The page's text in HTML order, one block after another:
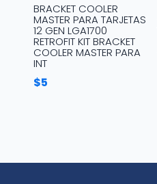
BRACKET COOLER
MASTER PARA TARJETAS
12 GEN LGA1700
RETROFIT KIT BRACKET
COOLER MASTER PARA
INT
$5